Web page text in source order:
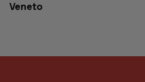
Veneto